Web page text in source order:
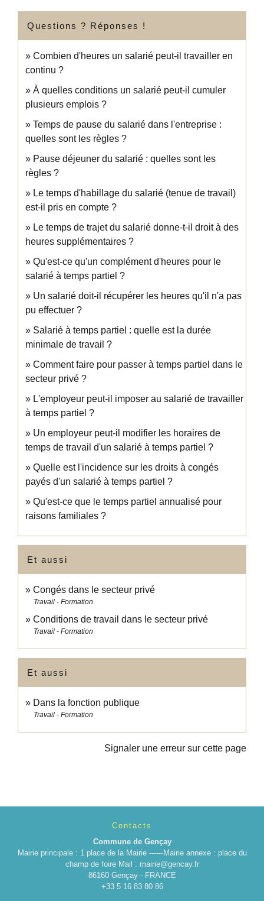
Questions ? Réponses !
Combien d'heures un salarié peut-il travailler en
continu ?
À quelles conditions un salarié peut-il cumuler
plusieurs emplois ?
Temps de pause du salarié dans l'entreprise :
quelles sont les règles ?
Pause déjeuner du salarié : quelles sont les
règles ?
Le temps d'habillage du salarié (tenue de travail)
est-il pris en compte ?
Le temps de trajet du salarié donne-t-il droit à des
heures supplémentaires ?
Qu'est-ce qu'un complément d'heures pour le
salarié à temps partiel ?
Un salarié doit-il récupérer les heures qu'il n'a pas
pu effectuer ?
Salarié à temps partiel : quelle est la durée
minimale de travail ?
Comment faire pour passer à temps partiel dans le
secteur privé ?
L'employeur peut-il imposer au salarié de travailler
à temps partiel ?
Un employeur peut-il modifier les horaires de
temps de travail d'un salarié à temps partiel ?
Quelle est l'incidence sur les droits à congés
payés d'un salarié à temps partiel ?
Qu'est-ce que le temps partiel annualisé pour
raisons familiales ?
Et aussi
Congés dans le secteur privé
Travail - Formation
Conditions de travail dans le secteur privé
Travail - Formation
Et aussi
Dans la fonction publique
Travail - Formation
Signaler une erreur sur cette page
Contacts
Commune de Gençay
Mairie principale : 1 place de la Mairie ------Mairie annexe : place du
champ de foire Mail : mairie@gencay.fr
86160 Gençay - FRANCE
+33 5 16 83 80 86